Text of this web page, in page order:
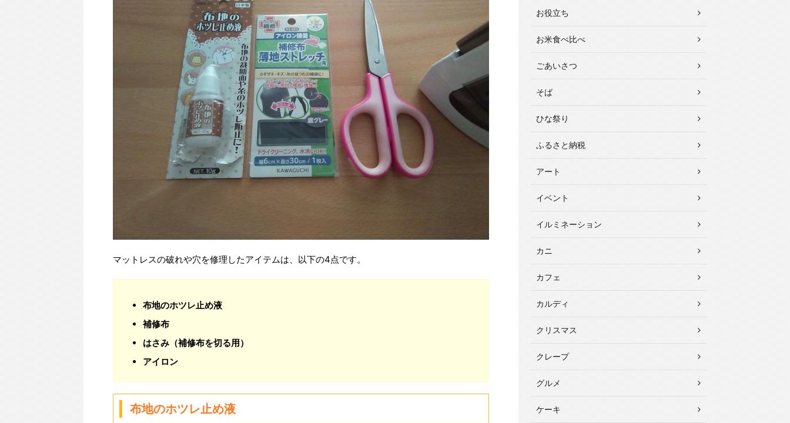
マットレスの破れや穴を修理したアイテムは、以下の4点です。
布地のホツレ止め液
補修布
はさみ（補修布を切る用）
アイロン
布地のホツレ止め液
お役立ち
お米食べ比べ
ごあいさつ
そば
ひな祭り
ふるさと納税
アート
イベント
イルミネーション
カニ
カフェ
カルディ
クリスマス
クレープ
グルメ
ケーキ